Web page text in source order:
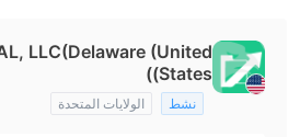
LLC(Delaware (United
States))
نشط الولايات المتحدة